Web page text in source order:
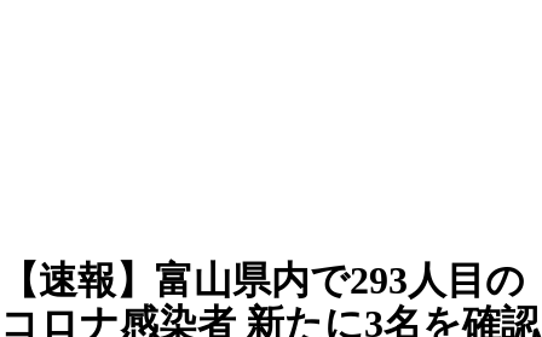
【速報】富山県内で293人目の
コロナ感染者 新たに3名を確認